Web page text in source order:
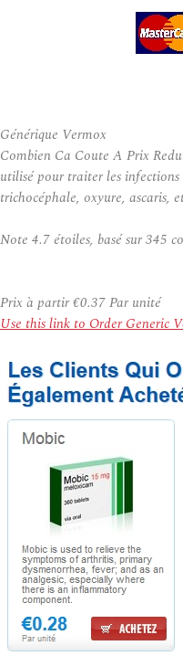
Générique Vermox
Combien Ca Coute A Prix
utilisé pour traiter les infections
trichocéphale, oxyure, ascaris,
Note 4.7étoiles, basé sur345
Prix à partir€0.37Par unité
Use this link to Order Generic